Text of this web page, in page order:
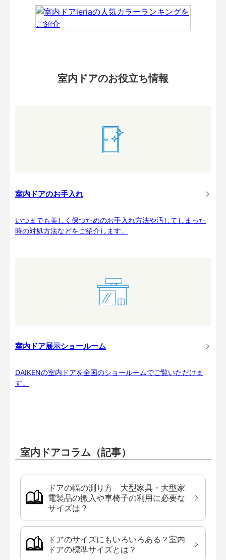
室内ドアのお役立ち情報
室内ドアのお手入れ
いつまでも美しく保つためのお手入れ方法や汚してしまった
時の対処方法などをご紹介します。
室内ドア展示ショールーム
DAIKENの室内ドアを全国のショールームでご覧いただけま
す。
室内ドアコラム（記事）
ドアの幅の測り方 大型家具・大型家
電製品の搬入や車椅子の利用に必要な
サイズは？
ドアのサイズにもいろいろある？室内
ドアの標準サイズとは？